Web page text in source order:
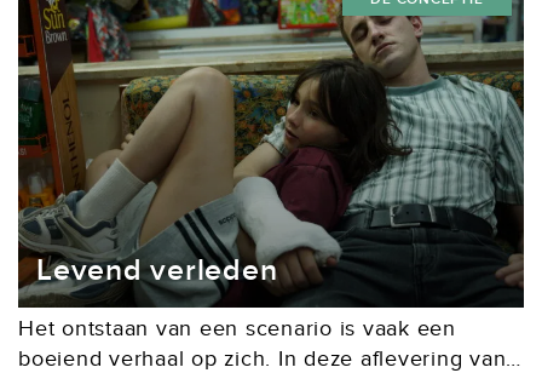
Levend verleden
Het ontstaan van een scenario is vaak een
boeiend verhaal op zich. In deze aflevering van